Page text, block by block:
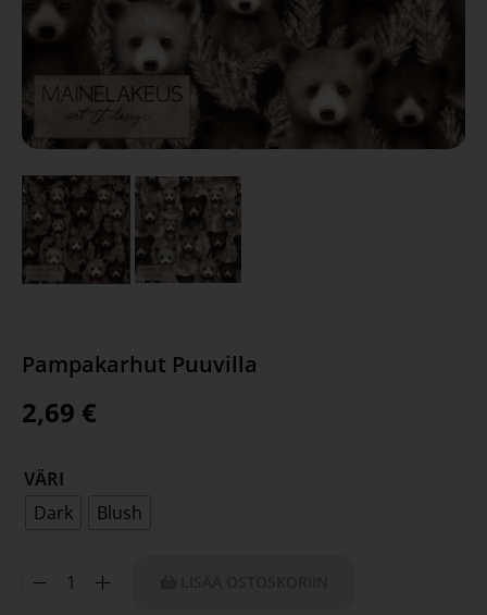
Pampakarhut Puuvilla
2,69 €
VÄRI
Dark
Blush